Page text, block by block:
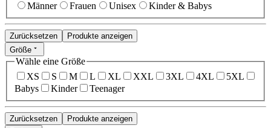
Männer
Frauen Unisex Kinder & Babys
Zurücksetzen
Produkte anzeigen
Größe
Wähle eine Größe
XS
S M L XL XXL 3XL 4XL
5XL
Babys
Kinder Teenager
Zurücksetzen
Produkte anzeigen